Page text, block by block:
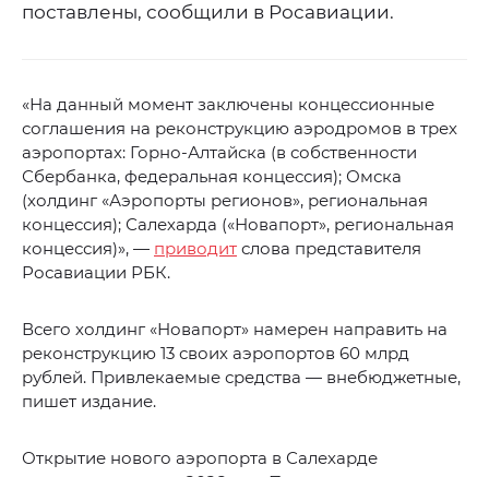
поставлены, сообщили в Росавиации.
«На данный момент заключены концессионные
соглашения на реконструкцию аэродромов в трех
аэропортах: Горно-Алтайска (в собственности
Сбербанка, федеральная концессия); Омска
(холдинг «Аэропорты регионов», региональная
концессия); Салехарда («Новапорт», региональная
концессия)», — приводит слова представителя
Росавиации РБК.
Всего холдинг «Новапорт» намерен направить на
реконструкцию 13 своих аэропортов 60 млрд
рублей. Привлекаемые средства — внебюджетные,
пишет издание.
Открытие нового аэропорта в Салехарде